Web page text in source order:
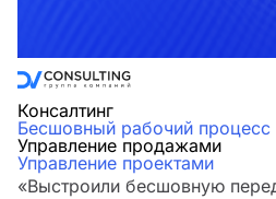
Консалтинг
Бесшовный рабочий процесс
Управление продажами
Управление проектами
«Выстроили бесшовную